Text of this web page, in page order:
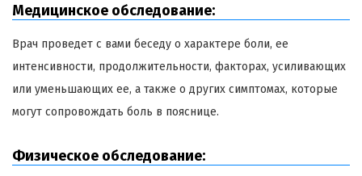
Медицинское обследование:
Врач проведет с вами беседу о характере боли, ее
интенсивности, продолжительности, факторах, усиливающих
или уменьшающих ее, а также о других симптомах, которые
могут сопровождать боль в пояснице.
Физическое обследование: